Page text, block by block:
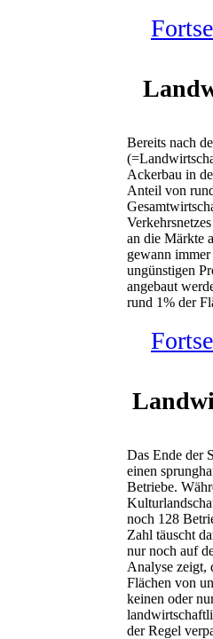
Bereits nach
Ackerbau in
Anteil von
an die Märkte
gewann
ungünstigen
angebaut
rund 1% der
Das Ende der
einen
Betriebe.
noch 128
Zahl täuscht
nur noch auf
Analyse zeigt,
Flächen von
keinen oder
der Regel